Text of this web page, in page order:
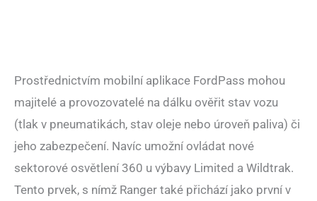
Prostřednictvím mobilní aplikace FordPass mohou
majitelé a provozovatelé na dálku ověřit stav vozu
(tlak v pneumatikách, stav oleje nebo úroveň paliva) či
jeho zabezpečení. Navíc umožní ovládat nové
sektorové osvětlení 360 u výbavy Limited a Wildtrak.
Tento prvek, s nímž Ranger také přichází jako první v